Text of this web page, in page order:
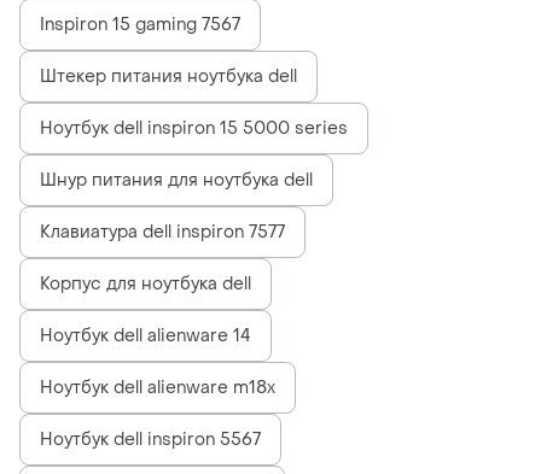
Inspiron 15 gaming 7567
Штекер питания ноутбука dell
Ноутбук dell inspiron 15 5000 series
Шнур питания для ноутбука dell
Клавиатура dell inspiron 7577
Корпус для ноутбука dell
Ноутбук dell alienware 14
Ноутбук dell alienware m18x
Ноутбук dell inspiron 5567